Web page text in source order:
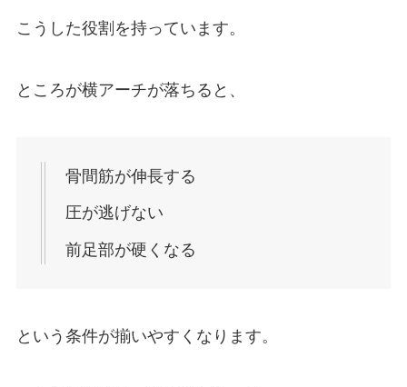
こうした役割を持っています。
ところが横アーチが落ちると、
骨間筋が伸長する
圧が逃げない
前足部が硬くなる
という条件が揃いやすくなります。